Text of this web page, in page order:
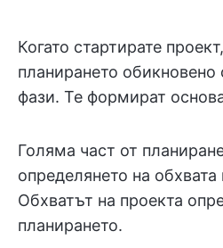
Когато стартирате
планирането обикновено
фази. Те формират
Голяма част от
определянето на обхвата
Обхватът на проекта
планирането.